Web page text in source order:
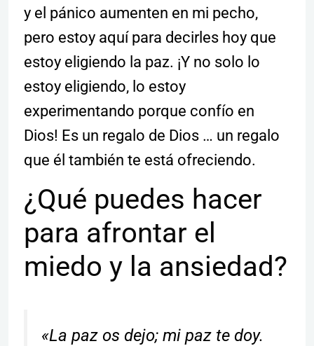
y el pánico aumenten en mi pecho,
pero estoy aquí para decirles hoy que
estoy eligiendo la paz. ¡Y no solo lo
estoy eligiendo, lo estoy
experimentando porque confío en
Dios! Es un regalo de Dios … un regalo
que él también te está ofreciendo.
¿Qué puedes hacer
para afrontar el
miedo y la ansiedad?
«La paz os dejo; mi paz te doy.